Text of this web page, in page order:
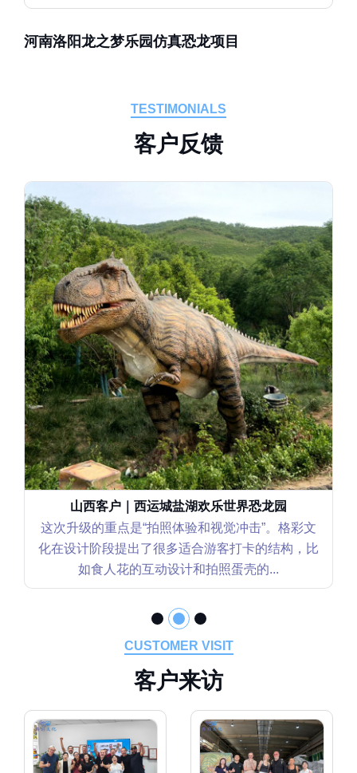
河南洛阳龙之梦乐园仿真恐龙项目
TESTIMONIALS
客户反馈
山西客户｜西运城盐湖欢乐世界恐龙园
这次升级的重点是“拍照体验和视觉冲击”。格彩文
化在设计阶段提出了很多适合游客打卡的结构，比
如食人花的互动设计和拍照蛋壳的...
CUSTOMER VISIT
客户来访